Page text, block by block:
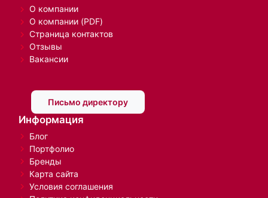
О компании
О компании (PDF)
Страница контактов
Отзывы
Вакансии
Письмо директору
Информация
Блог
Портфолио
Бренды
Карта сайта
Условия соглашения